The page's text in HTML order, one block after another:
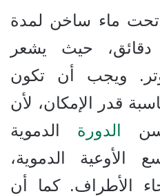
ماء ساخن لمدة
دقائق، حيث يشعر
ويجب أن تكون
قدر الإمكان، لأن
الدورة الدموية
الأوعية الدموية،
الأطراف. كما أن